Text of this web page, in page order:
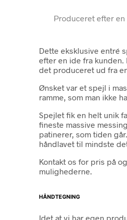
Produceret efter
Dette eksklusive entré
efter en ide fra kunden.
det produceret ud fra
Ønsket var et spejl i
ramme, som man ikke
Spejlet fik en helt unik
fineste massive
patinerer, som tiden
håndlavet til mindste
Kontakt os for pris på
mulighederne.
HÅNDTEGNING
Idet at vi har egen